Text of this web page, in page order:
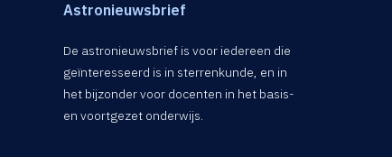
Astronieuwsbrief
De astronieuwsbrief is voor iedereen die
geïnteresseerd is in sterrenkunde, en in
het bijzonder voor docenten in het basis-
en voortgezet onderwijs.